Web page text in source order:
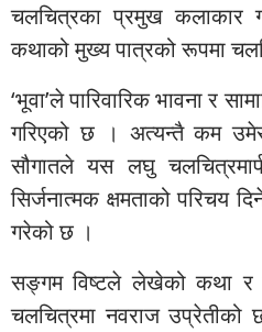
चलचित्रका प्रमुख कलाकार
कथाको मुख्य पात्रको रूपमा
‘भूवा’ले पारिवारिक भावना र
गरिएको छ । अत्यन्तै कम
सौगातले यस लघु
सिर्जनात्मक क्षमताको परिचय
गरेको छ ।
सङ्गम विष्टले लेखेको कथा
चलचित्रमा नवराज